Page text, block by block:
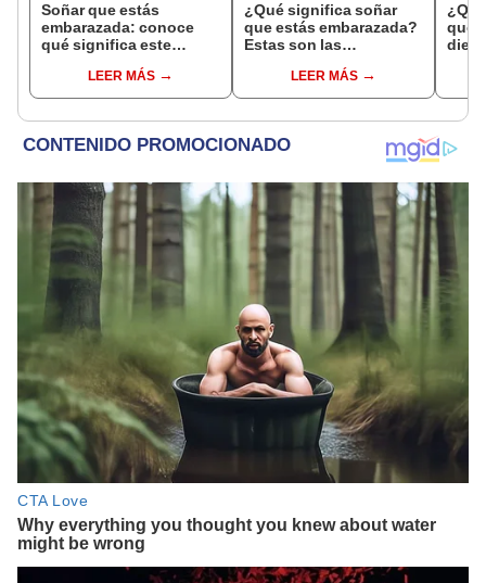
Soñar que estás
embarazada: conoce
qué significa este
LEER MÁS
¿Qué significa soñar
que estás embarazada?
Estas son las
comunesLEER MÁS
que